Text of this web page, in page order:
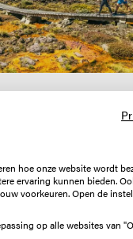
in
en
wandelen in
hoe onze website wordt
ervaring kunnen bieden.
voorkeuren. Open de
op alle websites van